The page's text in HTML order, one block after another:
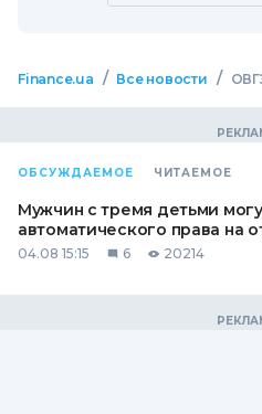
Finance.ua / Все новости /
ОБСУЖДАЕМОЕ ЧИТАЕМОЕ
Мужчин с тремя детьми
автоматического права на
04.08 15:15 6 20214